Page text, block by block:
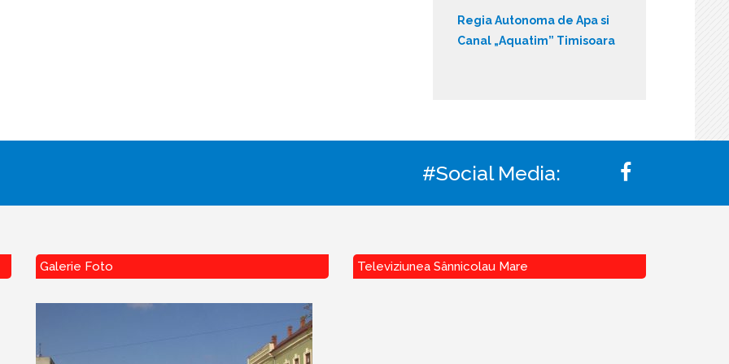
Regia Autonoma de Apa si
Canal „Aquatim” Timisoara
#Social Media:
Galerie Foto Televiziunea Sânnicolau Mare